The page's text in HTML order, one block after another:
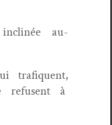
au-
trafiquent,
refusent à